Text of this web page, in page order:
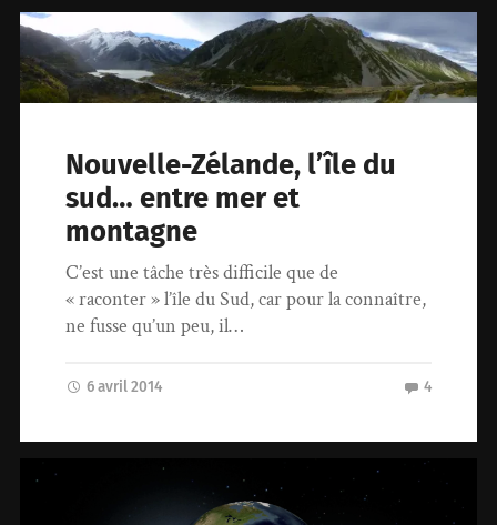
Nouvelle-Zélande, l’île du
sud… entre mer et
montagne
C’est une tâche très difficile que de
« raconter » l’île du Sud, car pour la connaître,
ne fusse qu’un peu, il…
6 avril 2014 4